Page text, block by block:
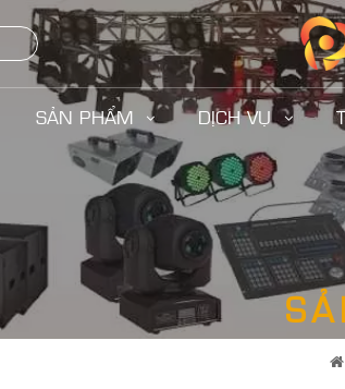
SẢN PHẨM DỊCH VỤ